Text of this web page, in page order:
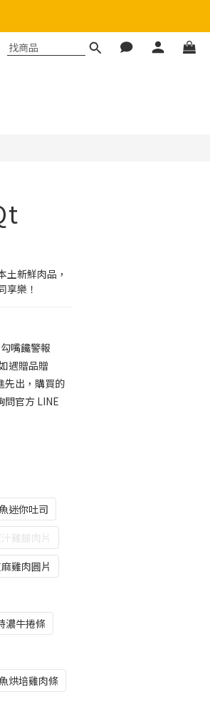
土新鮮肉品，
享樂！
嘴饞警報
遇贈品贈
先出，購買的
問官方 LINE
迷你吐司
雞腿肉片
雞肉圓片
濃牛捲條
烘培雞肉條
立即購買